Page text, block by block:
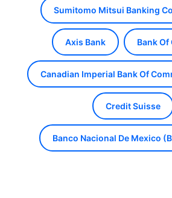
Sumitomo Mitsui Banking
Axis Bank Bank Of
Canadian Imperial Bank Of
Credit Suisse
Banco Nacional De Mexico